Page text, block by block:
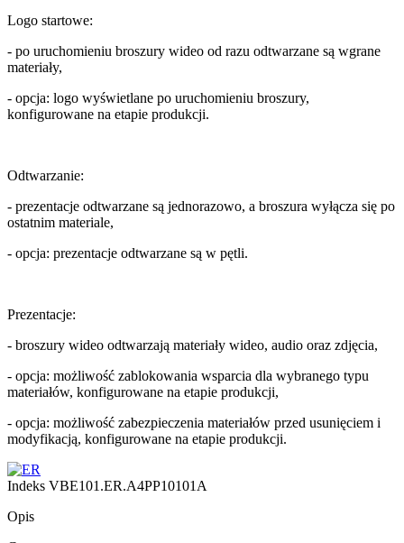
Logo startowe:
- po uruchomieniu broszury wideo od razu odtwarzane są wgrane
materiały,
- opcja: logo wyświetlane po uruchomieniu broszury,
konfigurowane na etapie produkcji.
Odtwarzanie:
- prezentacje odtwarzane są jednorazowo, a broszura wyłącza się po
ostatnim materiale,
- opcja: prezentacje odtwarzane są w pętli.
Prezentacje:
- broszury wideo odtwarzają materiały wideo, audio oraz zdjęcia,
- opcja: możliwość zablokowania wsparcia dla wybranego typu
materiałów, konfigurowane na etapie produkcji,
- opcja: możliwość zabezpieczenia materiałów przed usunięciem i
modyfikacją, konfigurowane na etapie produkcji.
Indeks VBE101.ER.A4PP10101A
Opis